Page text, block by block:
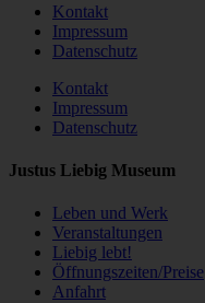
Kontakt
Impressum
Datenschutz
Kontakt
Impressum
Datenschutz
Justus Liebig Museum
Leben und Werk
Veranstaltungen
Liebig lebt!
Öffnungszeiten/Preise
Anfahrt